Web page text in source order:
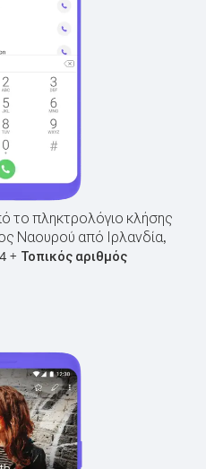
το πληκτρολόγιο κλήσης
Ναουρού από Ιρλανδία,
+ Τοπικός αριθμός